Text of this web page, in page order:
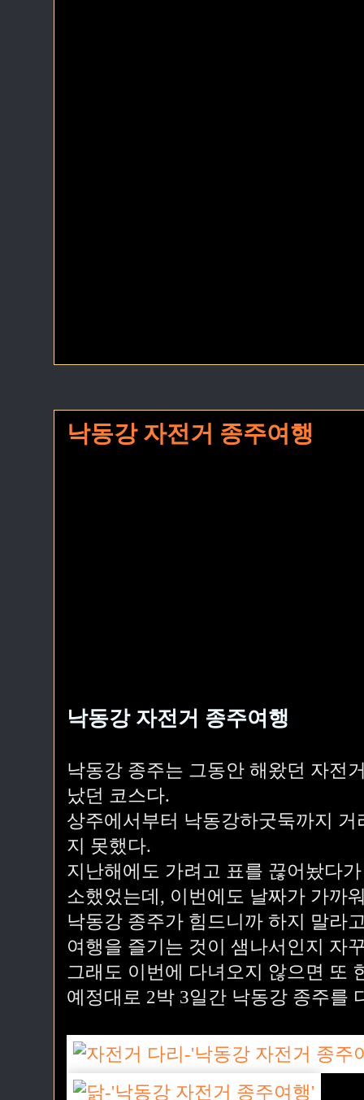
낙동강 자전거 종주여행
낙동강 자전거 종주여행
낙동강 종주는 그동안 해왔던 자전
났던 코스다.
상주에서부터 낙동강하굿둑까지
지 못했다.
지난해에도 가려고 표를 끊어놨다
소했었는데, 이번에도 날짜가 가까
낙동강 종주가 힘드니까 하지 말라
여행을 즐기는 것이 샘나서인지 자
그래도 이번에 다녀오지 않으면 또
예정대로 2박 3일간 낙동강 종주를